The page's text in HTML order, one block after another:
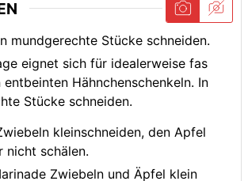
mundgerechte Stücke schneiden.
kleinschneiden, den Apfel
nicht schälen.